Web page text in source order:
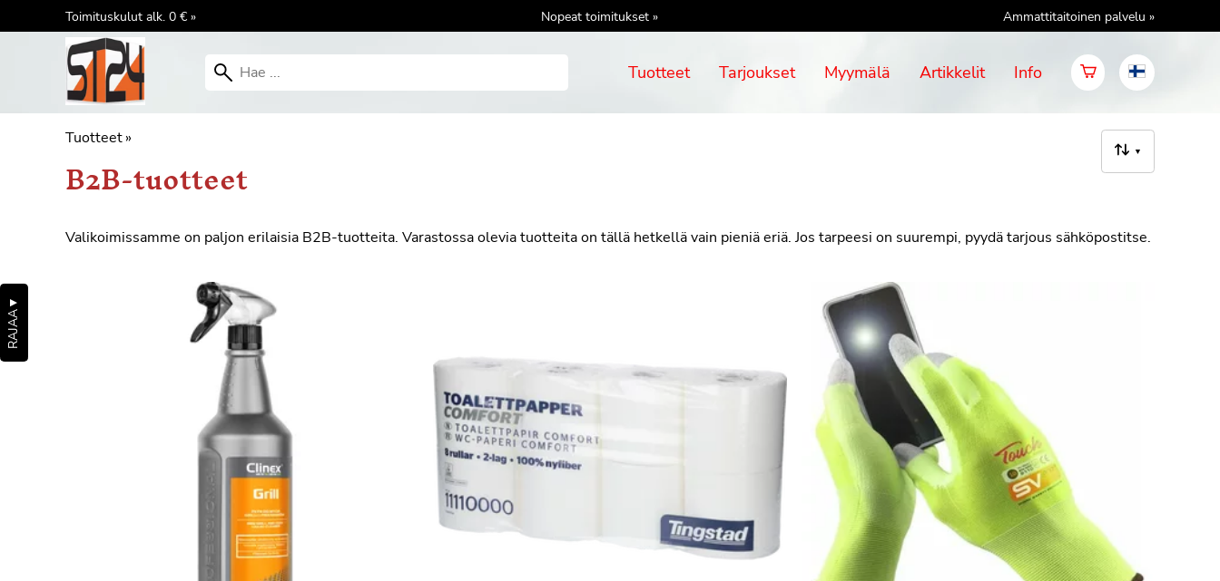
Toimituskulut alk. 0 € » Nopeat toimitukset » Ammattitaitoinen palvelu »
Tuotteet Tarjoukset Myymälä Artikkelit Info
Tuotteet‪»
▼
B2B-tuotteet
Valikoimissamme on paljon erilaisia B2B-tuotteita. Varastossa olevia tuotteita on tällä hetkellä vain pieniä eriä. Jos tarpeesi on suurempi, pyydä tarjous sähköpostitse.
RAJAA
▼